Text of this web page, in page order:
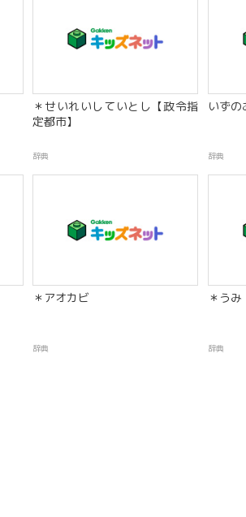
＊せいれいしていとし【政令指
定都市】
辞典
いずの
辞典
＊アオカビ
辞典
＊うみ
辞典